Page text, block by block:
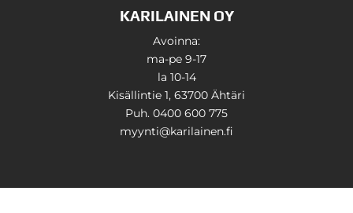
KARILAINEN OY
Avoinna:
ma-pe 9-17
la 10-14
Kisällintie 1, 63700 Ähtäri
Puh. 0400 600 775
myynti@karilainen.fi